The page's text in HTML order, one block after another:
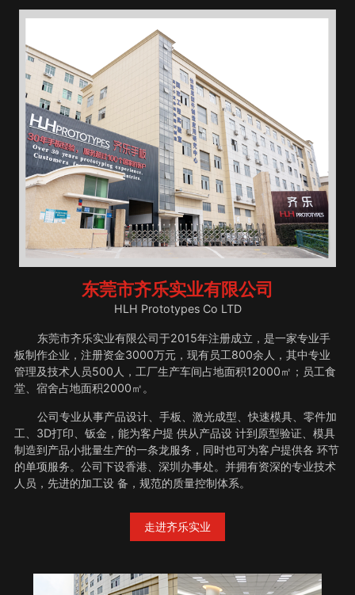
东莞市齐乐实业有限公司
HLH Prototypes Co LTD
东莞市齐乐实业有限公司于2015年注册成立，是一家专业手
板制作企业，注册资金3000万元，现有员工800余人，其中专业
管理及技术人员500人，工厂生产车间占地面积12000㎡；员工食
堂、宿舍占地面积2000㎡。
公司专业从事产品设计、手板、激光成型、快速模具、零件加
工、3D打印、钣金，能为客户提 供从产品设 计到原型验证、模具
制造到产品小批量生产的一条龙服务，同时也可为客户提供各 环节
的单项服务。公司下设香港、深圳办事处。并拥有资深的专业技术
人员，先进的加工设 备，规范的质量控制体系。
走进齐乐实业